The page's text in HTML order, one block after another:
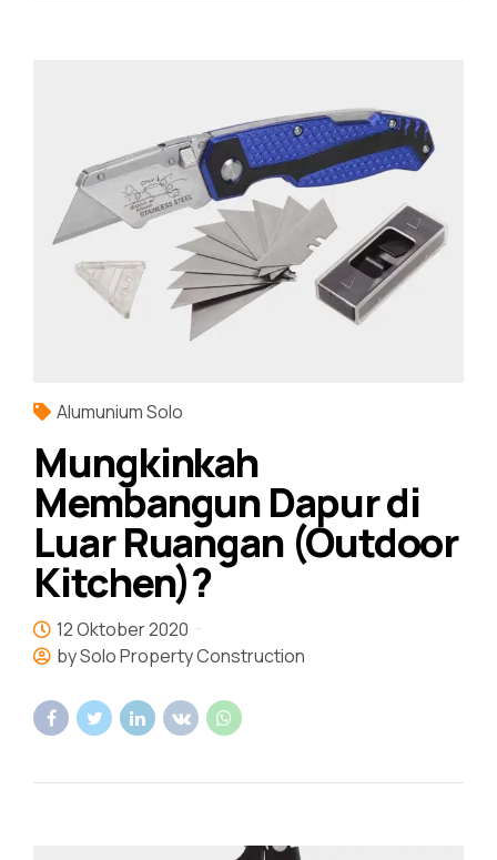
Alumunium Solo
Mungkinkah
Membangun Dapur di
Luar Ruangan (Outdoor
Kitchen)?
12 Oktober 2020
by Solo Property Construction